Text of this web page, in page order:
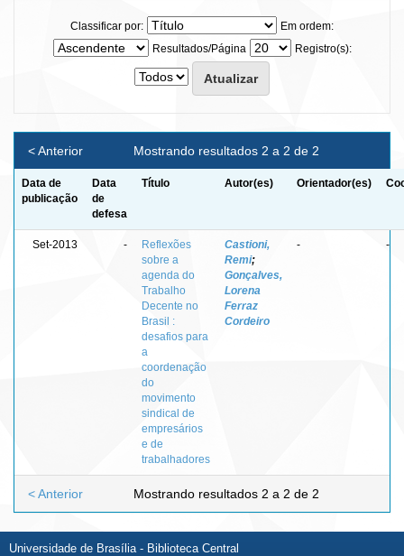
Classificar por:
Em ordem:
Resultados/Página
Registro(s):
Mostrando resultados 2 a 2 de 2
< Anterior
Data de
publicação
Data
de
defesa
Título Autor(es) Orientador(es)
Set-2013 -
Reflexões
sobre a
agenda do
Trabalho
Decente no
Brasil :
desafios para
a
coordenação
do
movimento
sindical de
empresários
e de
trabalhadores
Castioni,
Remi;
Gonçalves,
Lorena
Ferraz
Cordeiro
- -
Mostrando resultados 2 a 2 de 2
< Anterior
Universidade de Brasília - Biblioteca Central